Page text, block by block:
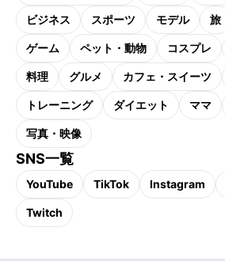
ビジネス スポーツ モデル 旅
ゲーム ペット・動物 コスプレ
料理 グルメ カフェ・スイーツ
トレーニング ダイエット ママ
写真・映像
SNS一覧
YouTube TikTok Instagram
Twitch